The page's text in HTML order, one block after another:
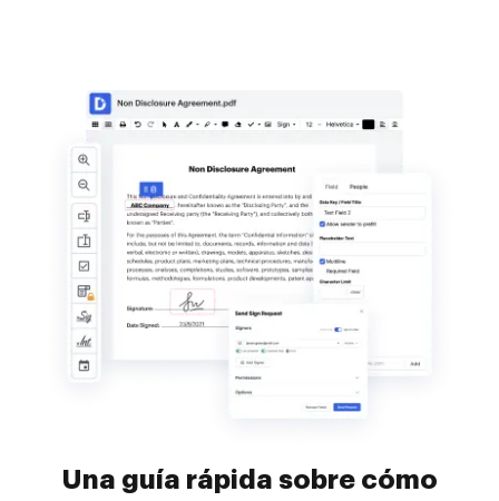
Una guía rápida sobre cómo